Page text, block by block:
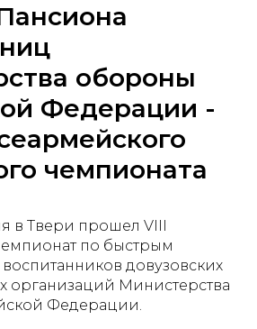
обороны
Федерации -
чемпионата
в Твери прошел VIII
по быстрым
довузовских
организаций Министерства
Федерации.